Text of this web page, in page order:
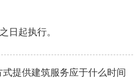
日起执行。
提供建筑服务应于什么时间